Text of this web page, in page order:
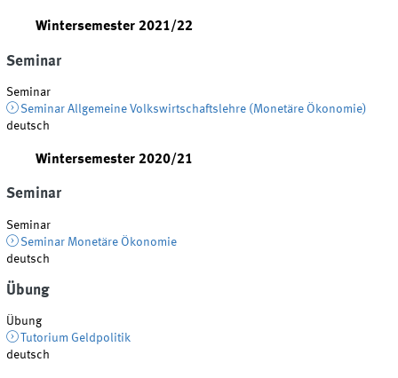
Wintersemester 2021/22
Seminar
Seminar
Seminar Allgemeine Volkswirtschaftslehre (Monetäre Ökonomie)
deutsch
Wintersemester 2020/21
Seminar
Seminar
Seminar Monetäre Ökonomie
deutsch
Übung
Übung
Tutorium Geldpolitik
deutsch